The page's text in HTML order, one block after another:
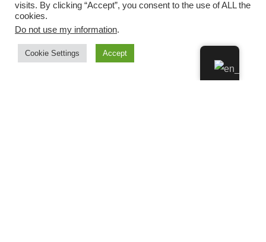
visits. By clicking “Accept”, you consent to the use of ALL the
cookies.
Do not use my information.
Cookie Settings Accept